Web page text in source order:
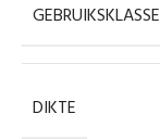
GEBRUIKSKLASSE
DIKTE